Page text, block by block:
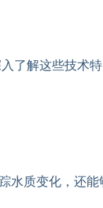
了解这些技术
水质变化，还